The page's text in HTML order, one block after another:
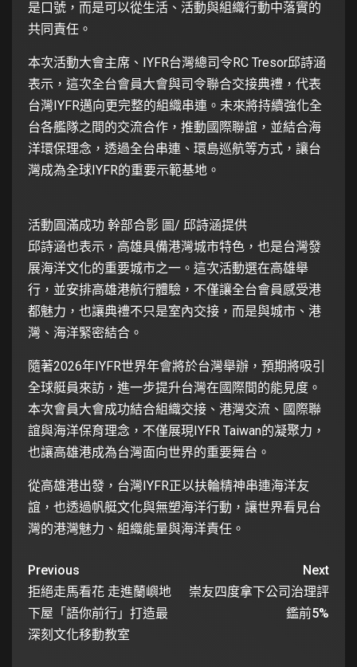
是口號，而是可以從生活、活動與組織行動中落實的
共同責任。
本次活動大會主席、IYFR台灣總司令RC Tresor邱詩涵
表示，這次全台會員大會與司令聯合交接典禮，代表
台灣IYFR邁向更完整的組織串連。未來將持續強化全
台各艦隊之間的交流合作，推動國際聯誼，並結合海
洋環保理念，透過全台串連、環島巡航等方式，讓台
灣成為全球IYFR的重要示範基地。
活動圓滿成功 幹部合影 圖/ 邱詩涵提供
邱詩涵也表示，高雄具備港灣城市特色，也是台灣發
展海洋文化的重要城市之一。這次活動選在高雄舉
行，並安排高雄港航行體驗，不僅讓全台會員感受港
都魅力，也讓典禮不只是室內交接，而是與城市、港
灣、海洋緊密結合。
隨著2026年IYFR世界年會將於台灣舉辦，預期將吸引
全球艇員來訪，進一步提升台灣在國際間的能見度。
本次會員大會成功結合組織交接、港灣交流、國際聯
誼與海洋保育理念，不僅展現IYFR Taiwan的凝聚力，
也讓高雄港成為台灣面向世界的重要舞台。
從高雄港出發，台灣IYFR正以扶輪精神串連海洋友
誼，也透過帆艇文化與無塑海洋行動，讓世界看見台
灣的港灣魅力、組織能量與海洋責任。
Previous
拒絕走馬看花 走進蘭嶼地
下屋「語你前行」打造最
深刻文化移動教室
Next
崇友四度拿下公司治理評
鑑前5%